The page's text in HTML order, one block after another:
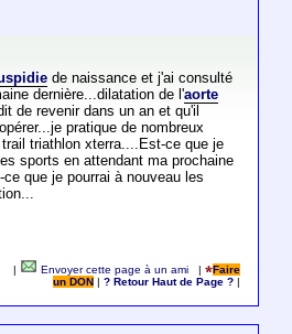
de naissance et j'ai consulté
dernière...dilatation de l'aorte
de revenir dans un an et qu'il
pratique de nombreux
triathlon xterra....Est-ce que je
sports en attendant ma prochaine
que je pourrai à nouveau les
Envoyer cette page à un ami |
Faire
un DON
|? Retour Haut de Page ?